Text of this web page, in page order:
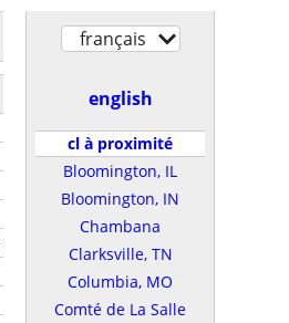
français
english
cl à proximité
Bloomington, IL
Bloomington, IN
Chambana
Clarksville, TN
Columbia, MO
Comté de La Salle